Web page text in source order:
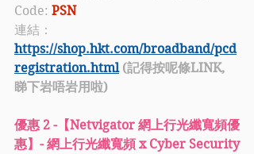
Code: PSN
連結：
https://shop.hkt.com/broadband/pcd
registration.html (記得按呢條LINK,
睇下岩唔岩用啦)
優惠 2 -【Netvigator 網上行光纖寬頻優
惠】- 網上行光纖寬頻 x Cyber Security